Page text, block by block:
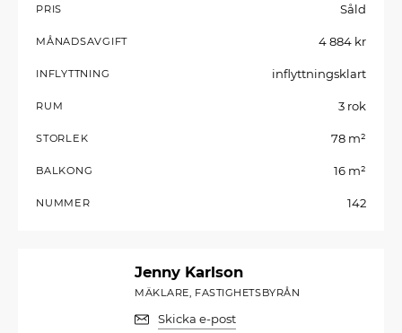
PRIS Såld
MÅNADSAVGIFT 4 884 kr
INFLYTTNING inflyttningsklart
RUM 3 rok
STORLEK 78 m²
BALKONG 16 m²
NUMMER 142
Jenny Karlson
MÄKLARE, FASTIGHETSBYRÅN
Skicka e-post